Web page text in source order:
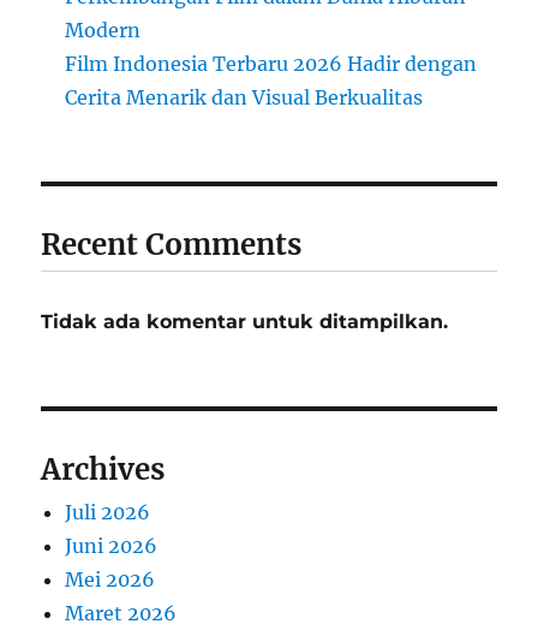
Modern
Film Indonesia Terbaru 2026 Hadir dengan
Cerita Menarik dan Visual Berkualitas
Recent Comments
Tidak ada komentar untuk ditampilkan.
Archives
Juli 2026
Juni 2026
Mei 2026
Maret 2026